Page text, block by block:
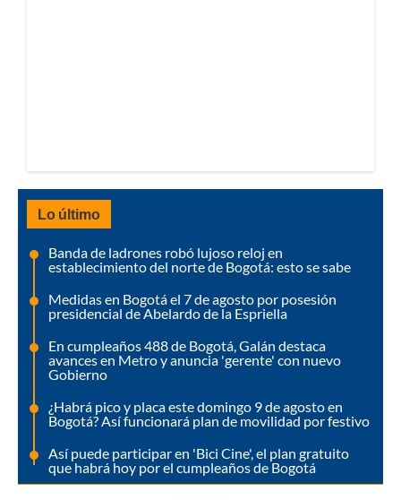
Lo último
Banda de ladrones robó lujoso reloj en
establecimiento del norte de Bogotá: esto se sabe
Medidas en Bogotá el 7 de agosto por posesión
presidencial de Abelardo de la Espriella
En cumpleaños 488 de Bogotá, Galán destaca
avances en Metro y anuncia 'gerente' con nuevo
Gobierno
¿Habrá pico y placa este domingo 9 de agosto en
Bogotá? Así funcionará plan de movilidad por festivo
Así puede participar en 'Bici Cine', el plan gratuito
que habrá hoy por el cumpleaños de Bogotá